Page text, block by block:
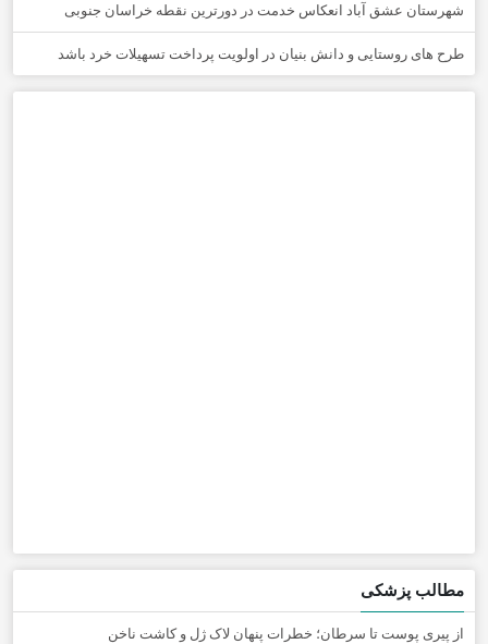
شهرستان عشق آباد انعکاس خدمت در دورترین نقطه خراسان جنوبی
طرح های روستایی و دانش بنیان در اولویت پرداخت تسهیلات خرد باشد
مطالب پزشکی
از پیری پوست تا سرطان؛ خطرات پنهان لاک ژل و کاشت ناخن